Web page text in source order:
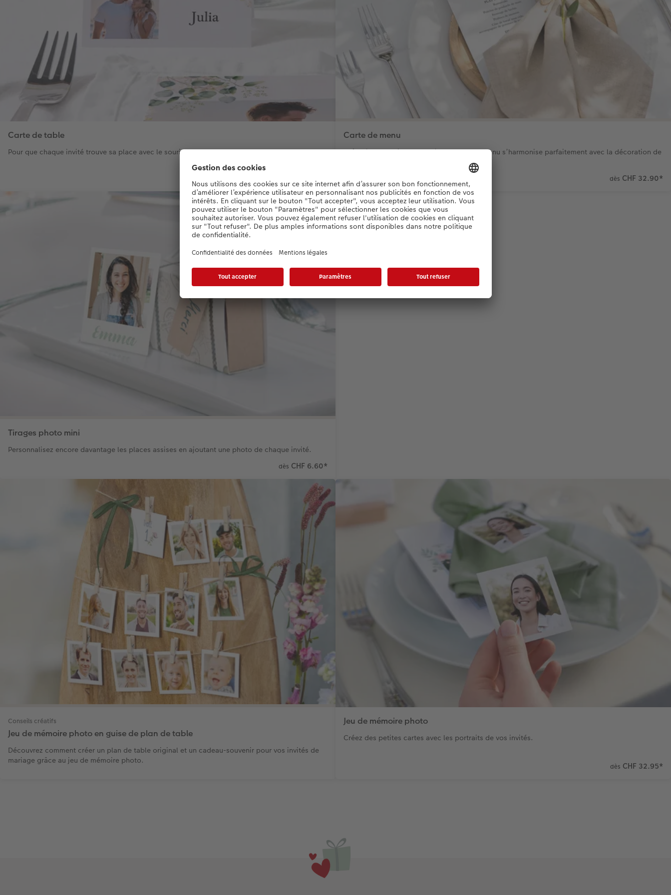
Carte de table
Pour que chaque invité trouve sa place avec le sourire.
Carte de menu
Grâce à des designs adaptés, la carte de menu s’harmonise parfaitement avec la décoration de
dès CHF 32.90*
Tirages photo mini
Personnalisez encore davantage les places assises en ajoutant une photo de chaque invité.
dès CHF 6.60*
Conseils créatifs
Jeu de mémoire photo en guise de plan de table
Découvrez comment créer un plan de table original et un cadeau-souvenir pour vos invités de
mariage grâce au jeu de mémoire photo.
Jeu de mémoire photo
Créez des petites cartes avec les portraits de vos invités.
dès CHF 32.95*